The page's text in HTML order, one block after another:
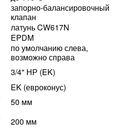
запорно-балансировочный
клапан
латунь CW617N
EPDM
по умолчанию слева,
возможно справа
3/4" НР (EK)
EK (евроконус)
50 мм
200 мм